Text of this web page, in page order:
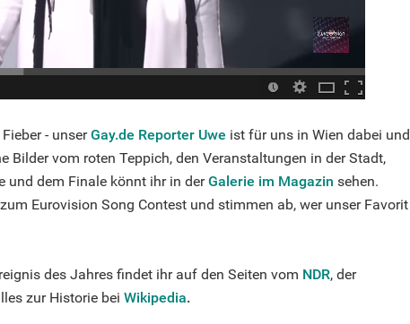
- unserGay.de Reporter Uwe ist für uns in Wien dabei und
Bilder vom roten Teppich, den Veranstaltungen in der Stadt,
und dem Finale könnt ihr in derGalerie im Magazin sehen.
Eurovision Song Contest und stimmen ab, wer unser Favorit
des Jahres findet ihr auf den Seiten vom NDR, der
zur Historie bei Wikipedia.